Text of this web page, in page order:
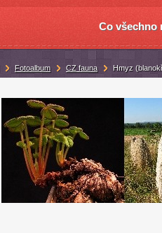
Co všechno
Fotoalbum CZ fauna Hmyz